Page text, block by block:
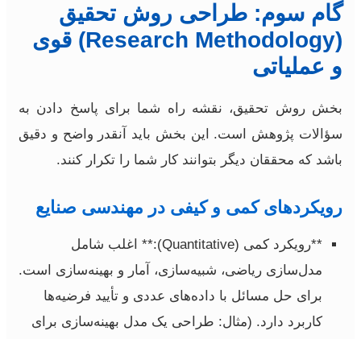
گام سوم: طراحی روش تحقیق
(Research Methodology) قوی
و عملیاتی
بخش روش تحقیق، نقشه راه شما برای پاسخ دادن به
سؤالات پژوهش است. این بخش باید آنقدر واضح و دقیق
باشد که محققان دیگر بتوانند کار شما را تکرار کنند.
رویکردهای کمی و کیفی در مهندسی صنایع
**رویکرد کمی (Quantitative):** اغلب شامل
مدل‌سازی ریاضی، شبیه‌سازی، آمار و بهینه‌سازی است.
برای حل مسائل با داده‌های عددی و تأیید فرضیه‌ها
کاربرد دارد. (مثال: طراحی یک مدل بهینه‌سازی برای